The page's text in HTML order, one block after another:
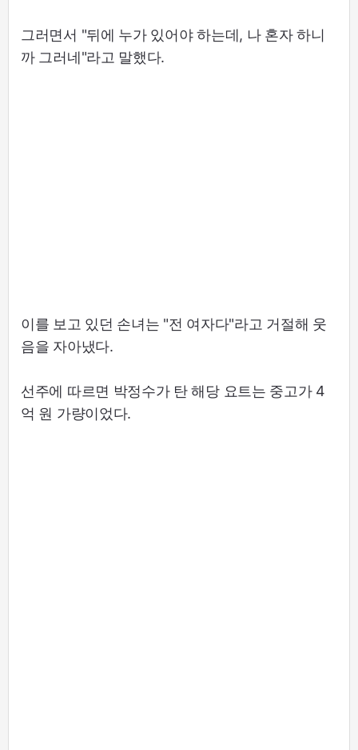
그러면서 "뒤에 누가 있어야 하는데, 나 혼자 하니
까 그러네"라고 말했다.
이를 보고 있던 손녀는 "전 여자다"라고 거절해 웃
음을 자아냈다.
선주에 따르면 박정수가 탄 해당 요트는 중고가 4
억 원 가량이었다.